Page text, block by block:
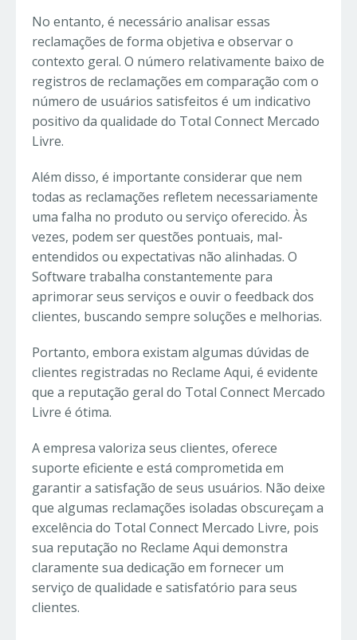
No entanto, é necessário analisar essas
reclamações de forma objetiva e observar o
contexto geral. O número relativamente baixo de
registros de reclamações em comparação com o
número de usuários satisfeitos é um indicativo
positivo da qualidade do Total Connect Mercado
Livre.
Além disso, é importante considerar que nem
todas as reclamações refletem necessariamente
uma falha no produto ou serviço oferecido. Às
vezes, podem ser questões pontuais, mal-
entendidos ou expectativas não alinhadas. O
Software trabalha constantemente para
aprimorar seus serviços e ouvir o feedback dos
clientes, buscando sempre soluções e melhorias.
Portanto, embora existam algumas dúvidas de
clientes registradas no Reclame Aqui, é evidente
que a reputação geral do Total Connect Mercado
Livre é ótima.
A empresa valoriza seus clientes, oferece
suporte eficiente e está comprometida em
garantir a satisfação de seus usuários. Não deixe
que algumas reclamações isoladas obscureçam a
excelência do Total Connect Mercado Livre, pois
sua reputação no Reclame Aqui demonstra
claramente sua dedicação em fornecer um
serviço de qualidade e satisfatório para seus
clientes.